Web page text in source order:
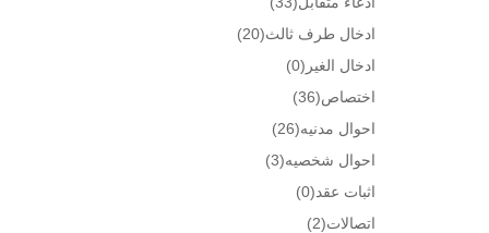
ادخال طرف ثالث(20)
ادخال الغير (0)
اختصاص(36)
احوال مدنيه(26)
احوال شخصيه(3)
اثبات عقد(0)
اتصالات(2)